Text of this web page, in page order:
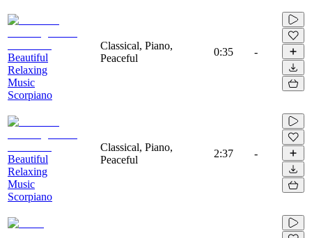
Beautiful
Relaxing
Music
Scorpiano
Classical, Piano,
Peaceful
0:35 -
Beautiful
Relaxing
Music
Scorpiano
Classical, Piano,
Peaceful
2:37 -